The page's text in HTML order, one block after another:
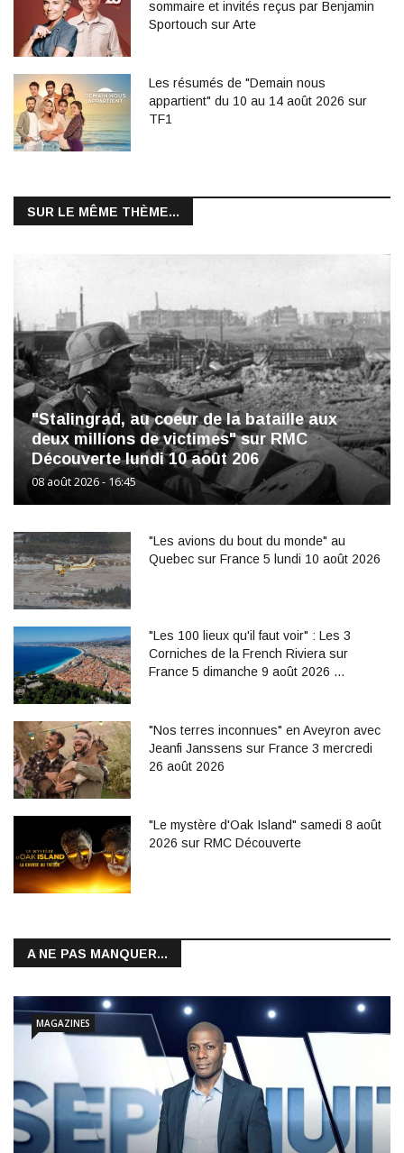
sommaire et invités reçus par Benjamin
Sportouch sur Arte
Les résumés de "Demain nous
appartient" du 10 au 14 août 2026 sur
TF1
SUR LE MÊME THÈME...
"Stalingrad, au coeur de la bataille aux
deux millions de victimes" sur RMC
Découverte lundi 10 août 206
08 août 2026 - 16:45
"Les avions du bout du monde" au
Quebec sur France 5 lundi 10 août 2026
"Les 100 lieux qu'il faut voir" : Les 3
Corniches de la French Riviera sur
France 5 dimanche 9 août 2026 …
"Nos terres inconnues" en Aveyron avec
Jeanfi Janssens sur France 3 mercredi
26 août 2026
"Le mystère d'Oak Island" samedi 8 août
2026 sur RMC Découverte
A NE PAS MANQUER...
MAGAZINES